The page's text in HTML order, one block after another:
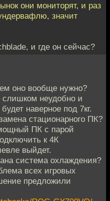
они мониторят, и раз
значит
и где он сейчас?
оно вообще нужно?
слишком неудобно и
наверное под 7кг.
стационарного ПК?
ПК с парой
к 4К
выйдет.
система охлаждения?
всех игровых
предложили